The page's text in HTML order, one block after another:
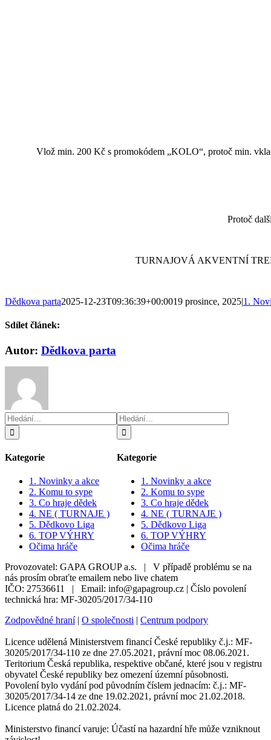
Vlož min. 200 Kč s promokódem „KOLO“, protoč min.
Protoč
TURNAJOVÁ AKVENTNÍ
Dědkova parta2025-12-23T09:36:39+00:0019 prosince, 2025|1.
Sdílet článek:
Facebook
Twitter
Reddit
LinkedIn
WhatsApp
Telegram
Tumblr
Pinterest
Vk
E-
Autor: Dědkova parta
Hledat:
Kategorie
1. Novinky a akce
2. Komu to sype
3. Co hraje dědek
4. NE ( TURNAJE )
5. Dědkovo Liga
6. TOP VÝHRY
Očima hráče
Hledat:
Kategorie
1. Novinky a akce
2. Komu to sype
3. Co hraje dědek
4. NE ( TURNAJE )
5. Dědkovo Liga
6. TOP VÝHRY
Očima hráče
Provozovatel: GAPA GROUP a.s. | V případě problému se na
nás prosím obraťte emailem nebo live chatem
IČO: 27536611 | Email: info@gapagroup.cz | Číslo povolení
technická hra: MF-30205/2017/34-110
Zodpovědné hraní| O společnosti | Centrum podpory
Licence udělená Ministerstvem financí České republiky č.j.: MF-
30205/2017/34-110 ze dne 27.05.2021, právní moc 08.06.2021.
Teritorium Česká republika, respektive občané, které jsou v registru
obyvatel České republiky bez omezení územní působnosti.
Povolení bylo vydání pod původním číslem jednacím: č.j.: MF-
30205/2017/34-14 ze dne 19.02.2021, právní moc 21.02.2018.
Licence platná do 21.02.2024.
Ministerstvo financí varuje: Účastí na hazardní hře může vzniknout